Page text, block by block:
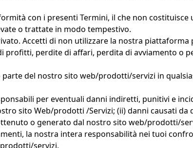
con i presenti Termini, il che non costituisce
o trattate in modo tempestivo.
Accetti di non utilizzare la nostra piattaforma
profitti, perdite di affari, perdita di avviamento o
del nostro sito web/prodotti/servizi in
per eventuali danni indiretti, punitivi e
sito Web/prodotti /Servizi; (ii) danni causati da
o generato dal nostro sito web/prodotti/
la nostra intera responsabilità nei tuoi
servizi.